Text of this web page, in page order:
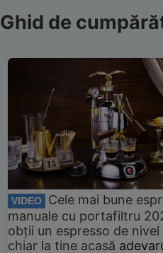
Ghid de
VIDEO
Cele mai bune
manuale cu portafiltru
obții un espresso de nivel
chiar la tine acasă